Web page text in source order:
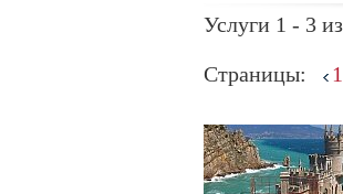
Услуги 1 - 3
Страницы: 1